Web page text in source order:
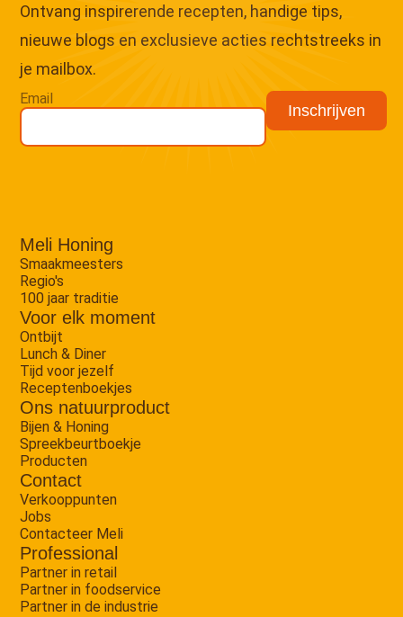
Ontvang inspirerende recepten, handige tips,
nieuwe blogs en exclusieve acties rechtstreeks in
je mailbox.
Email
Meli Honing
Smaakmeesters
Regio's
100 jaar traditie
Voor elk moment
Ontbijt
Lunch & Diner
Tijd voor jezelf
Receptenboekjes
Ons natuurproduct
Bijen & Honing
Spreekbeurtboekje
Producten
Contact
Verkooppunten
Jobs
Contacteer Meli
Professional
Partner in retail
Partner in foodservice
Partner in de industrie